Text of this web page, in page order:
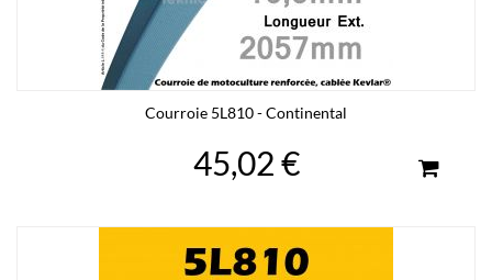
Courroie 5L810 - Continental
45,02 €